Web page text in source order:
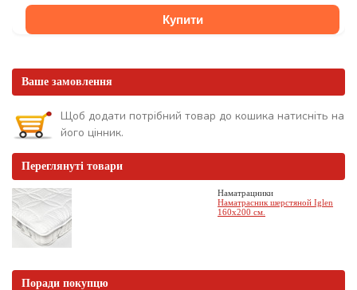
Купити
Ваше замовлення
Щоб додати потрібний товар до кошика натисніть на
його цінник.
Переглянуті товари
Наматрацники
Наматрасник шерстяной Iglen
160х200 см.
Поради покупцю